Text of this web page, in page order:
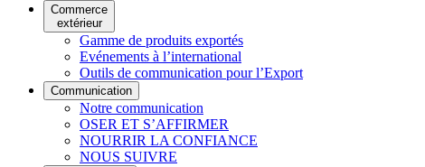
Commerce
extérieur
Gamme de produits exportés
Evénements à l’international
Outils de communication pour l’Export
Communication
Notre communication
OSER ET S’AFFIRMER
NOURRIR LA CONFIANCE
NOUS SUIVRE